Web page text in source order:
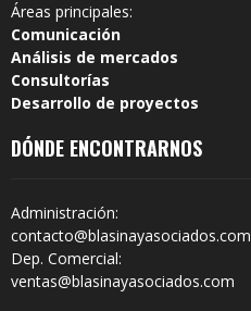
Áreas principales:
Comunicación
Análisis de mercados
Consultorías
Desarrollo de proyectos
DÓNDE ENCONTRARNOS
Administración:
contacto@blasinayasociados.com
Dep. Comercial:
ventas@blasinayasociados.com